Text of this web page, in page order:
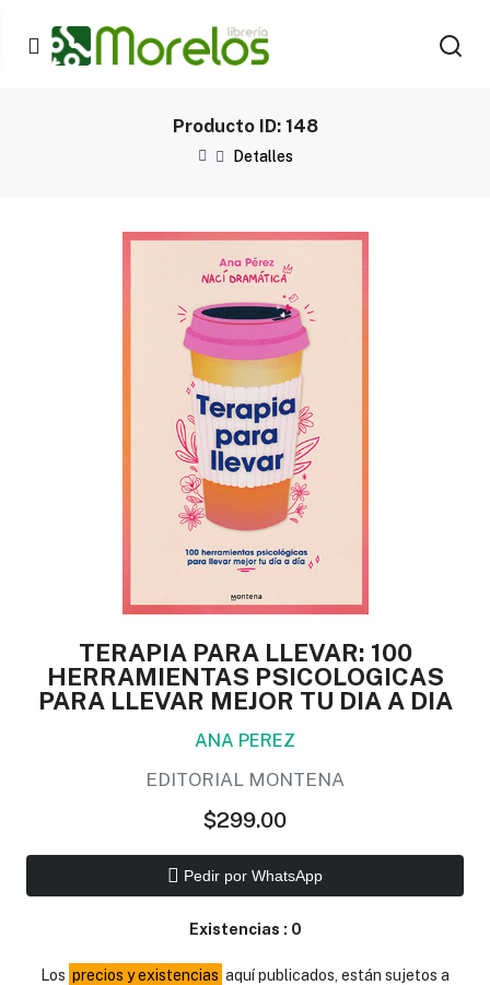
Producto ID: 148
Detalles
TERAPIA PARA LLEVAR: 100
HERRAMIENTAS PSICOLOGICAS
PARA LLEVAR MEJOR TU DIA A DIA
ANA PEREZ
EDITORIAL MONTENA
$299.00
Pedir por WhatsApp
Existencias : 0
Los precios y existencias aquí publicados, están sujetos a